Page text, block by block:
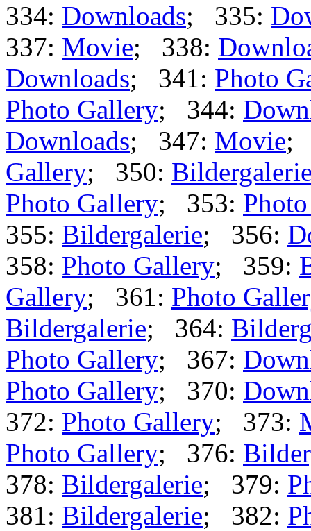
334: Downloads; 335:
337: Movie; 338:
Downloads; 341: Photo
Photo Gallery; 344:
Downloads; 347: Movie;
Gallery; 350:
Photo Gallery; 353:
355: Bildergalerie; 356:
358: Photo Gallery; 359:
Gallery; 361: Photo
Bildergalerie; 364:
Photo Gallery; 367:
Photo Gallery; 370:
372: Photo Gallery; 373:
Photo Gallery; 376:
378: Bildergalerie; 379:
381: Bildergalerie; 382: